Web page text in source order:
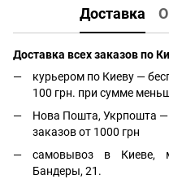
Доставка
Доставка всех заказов по
курьером по Киеву —
100 грн. при сумме
Нова Пошта, Укрпошта —
заказов от 1000 грн
самовывоз в Киеве,
Бандеры, 21.